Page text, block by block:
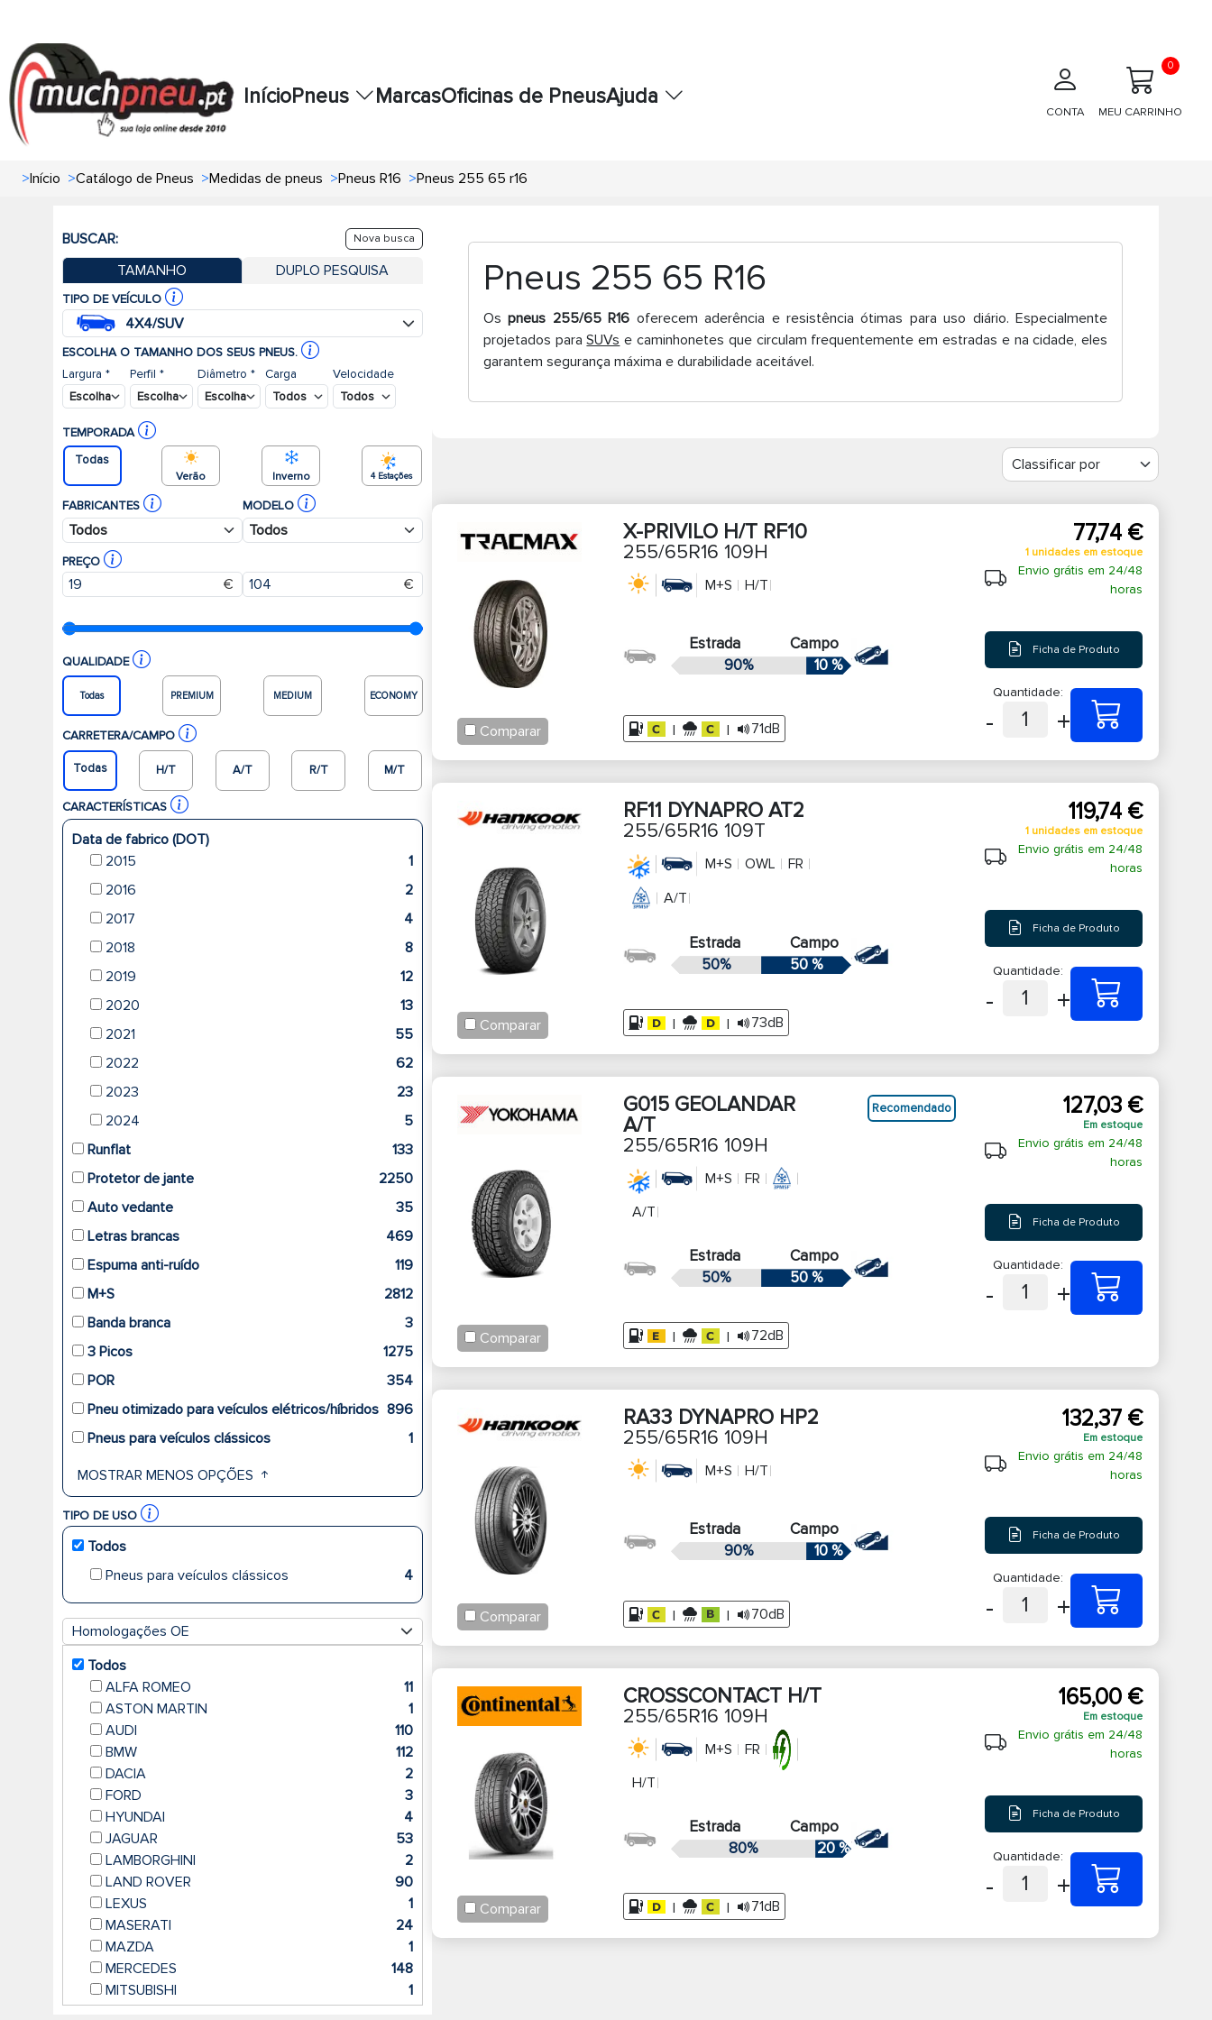
InícioPneus MarcasOficinas de PneusAjuda
CONTA MEU CARRINHO
0
>Início >Catálogo de Pneus >Medidas de pneus >Pneus R16 >Pneus 255 65 r16
BUSCAR: Nova busca
TAMANHO DUPLO PESQUISA
TIPO DE VEÍCULO
4X4/SUV
ESCOLHA O TAMANHO DOS SEUS PNEUS.
Largura *
Perfil * Diâmetro * Carga Velocidade
TEMPORADA
Todas
Verão Inverno 4 Estações
FABRICANTES MODELO
PREÇO
€ €
QUALIDADE
Todas PREMIUM MEDIUM ECONOMY
CARRETERA/CAMPO
Todas H/T A/T R/T M/T
CARACTERÍSTICAS
Data de fabrico (DOT)
2015
1
2016
2
2017
4
2018
8
2019
12
2020
13
2021
55
2022
62
2023
23
2024
5
Runflat
133
Protetor de jante
2250
Auto vedante
35
Letras brancas
469
Espuma anti-ruído
119
M+S
2812
Banda branca
3
3 Picos
1275
POR
354
Pneu otimizado para veículos elétricos/híbridos 896
Pneus para veículos clássicos
1
MOSTRAR MENOS OPÇÕES
TIPO DE USO
Todos
Pneus para veículos clássicos
4
Homologações OE
Todos
ALFA ROMEO
11
ASTON MARTIN
1
AUDI
110
BMW
112
DACIA
2
FORD
3
HYUNDAI
4
JAGUAR
53
LAMBORGHINI
2
LAND ROVER
90
LEXUS
1
MASERATI
24
MAZDA
1
MERCEDES
148
MITSUBISHI
1
Pneus 255 65 R16
Ospneus 255/65 R16 oferecem aderência e resistência ótimas para uso diário. Especialmente
projetados paraSUVs e caminhonetes que circulam frequentemente em estradas e na cidade, eles
garantem segurança máxima e durabilidade aceitável.
Comparar
X-PRIVILO H/T RF10
255/65R16 109H
M+S H/T
Estrada
Campo
90%
10 %
| | 71dB
77,74 €
1 unidades em estoque
Envio grátis em 24/48
horas
Ficha de Produto
Quantidade:
- 1 +
Comparar
RF11 DYNAPRO AT2
255/65R16 109T
M+S OWL
FR
A/T
Estrada
Campo
50%
50 %
| | 73dB
119,74 €
1 unidades em estoque
Envio grátis em 24/48
horas
Ficha de Produto
Quantidade:
- 1 +
Comparar
G015 GEOLANDAR
A/T
255/65R16 109H
M+S
FR
A/T
Estrada
Campo
50%
50 %
| | 72dB
Recomendado 127,03 €
Em estoque
Envio grátis em 24/48
horas
Ficha de Produto
Quantidade:
- 1 +
Comparar
RA33 DYNAPRO HP2
255/65R16 109H
M+S H/T
Estrada
Campo
90%
10 %
| | 70dB
132,37 €
Em estoque
Envio grátis em 24/48
horas
Ficha de Produto
Quantidade:
- 1 +
Comparar
CROSSCONTACT H/T
255/65R16 109H
M+S
FR
H/T
Estrada
Campo
80%
20 %
| | 71dB
165,00 €
Em estoque
Envio grátis em 24/48
horas
Ficha de Produto
Quantidade:
- 1 +